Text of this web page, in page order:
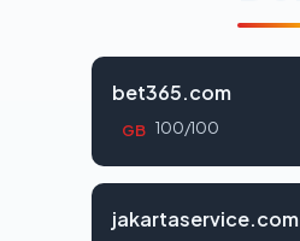
bet365.com
GB 100/100
jakartaservice.com